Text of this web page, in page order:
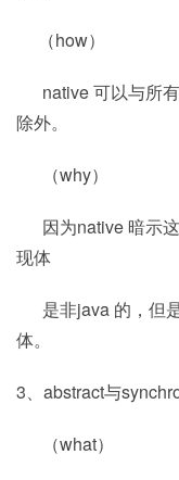
（how）
native 可以与所有
除外。
（why）
因为native 暗示这
现体
是非java 的，但
体。
3、abstract与
（what）